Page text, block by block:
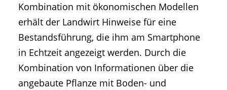
Kombination mit ökonomischen Modellen
erhält der Landwirt Hinweise für eine
Bestandsführung, die ihm am Smartphone
in Echtzeit angezeigt werden. Durch die
Kombination von Informationen über die
angebaute Pflanze mit Boden- und